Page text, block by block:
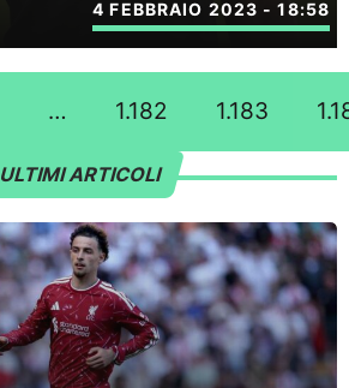
4 FEBBRAIO 2023 - 18:58
… 1.182 1.183
ULTIMI ARTICOLI